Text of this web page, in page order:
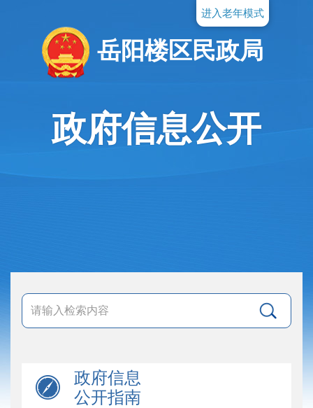
进入老年模式
岳阳楼区民政局
政府信息公开
政府信息
公开指南